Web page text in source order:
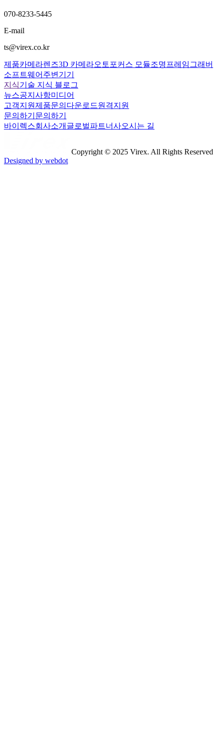
070-8233-5445
E-mail
ts@virex.co.kr
제품카메라렌즈3D 카메라오토포커스 모듈조명 프레임그래버
소프트웨어 주변기기
지식기술 지식 블로그
뉴스공지사항미디어
고객지원제품문의 다운로드원격지원
문의하기 문의하기
바이렉스회사소개 글로벌파트너사오시는 길
Copyright © 2025 Virex. All Rights Reserved
Designed by webdot